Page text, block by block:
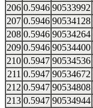
206 0.5946 90533992
207 0.5946 90534128
208 0.5946 90534264
209 0.5946 90534400
210 0.5947 90534536
211 0.5947 90534672
212 0.5947 90534808
213 0.5947 90534944